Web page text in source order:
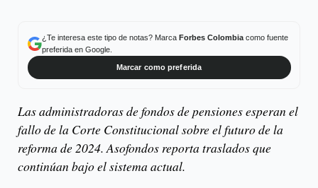
¿Te interesa este tipo de notas? Marca Forbes Colombiacomo fuente
preferida en Google.
Marcar como preferida
Las administradoras de fondos de pensiones esperan el
fallo de la Corte Constitucional sobre el futuro de la
reforma de 2024. Asofondos reporta traslados que
continúan bajo el sistema actual.